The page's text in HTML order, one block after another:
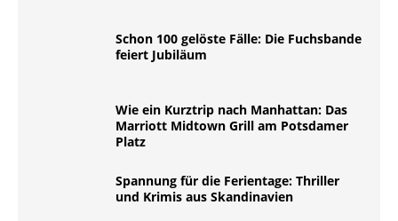
Schon 100 gelöste Fälle: Die Fuchsbande
feiert Jubiläum
Wie ein Kurztrip nach Manhattan: Das
Marriott Midtown Grill am Potsdamer
Platz
Spannung für die Ferientage: Thriller
und Krimis aus Skandinavien